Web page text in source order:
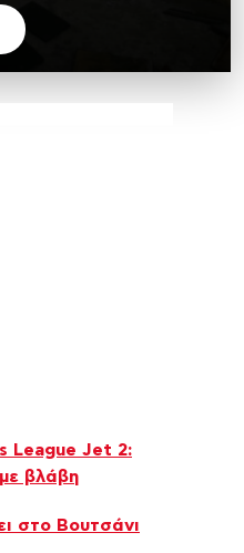
League Jet 2:
βλάβη
στο Βουτσάνι